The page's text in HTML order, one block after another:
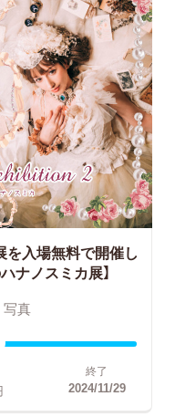
入場無料で開催し
ナノスミカ展】
写真
終了
2024/11/29